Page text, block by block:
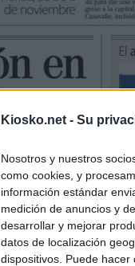
Kiosko.net - Su
Nosotros y nuestros
como cookies, y
información estándar
medición de anuncios y
desarrollar y mejorar
datos de localización
dispositivos. Puede